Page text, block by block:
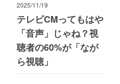
2025/11/19
テレビCMってもはや
「音声」じゃね？視
聴者の60%が「なが
ら視聴」